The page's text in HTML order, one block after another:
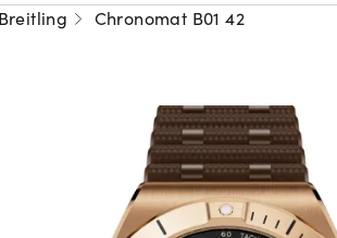
Breitling Chronomat B01 42